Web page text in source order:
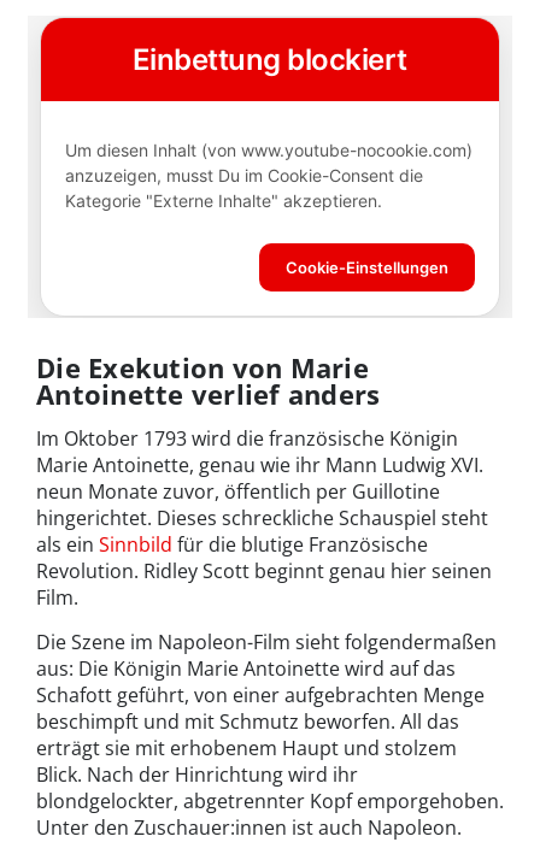
Die Exekution von Marie
Antoinette verlief anders
Im Oktober 1793 wird die französische Königin
Marie Antoinette, genau wie ihr Mann Ludwig XVI.
neun Monate zuvor, öffentlich per Guillotine
hingerichtet. Dieses schreckliche Schauspiel steht
als ein Sinnbild für die blutige Französische
Revolution. Ridley Scott beginnt genau hier seinen
Film.
Die Szene im Napoleon-Film sieht folgendermaßen
aus: Die Königin Marie Antoinette wird auf das
Schafott geführt, von einer aufgebrachten Menge
beschimpft und mit Schmutz beworfen. All das
erträgt sie mit erhobenem Haupt und stolzem
Blick. Nach der Hinrichtung wird ihr
blondgelockter, abgetrennter Kopf emporgehoben.
Unter den Zuschauer:innen ist auch Napoleon.